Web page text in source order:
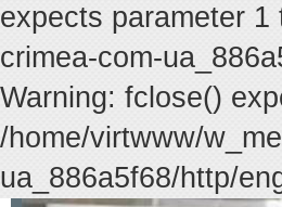
expects parameter
crimea-com-
Warning: fclose()
/home/virtwww/
ua_886a5f68/http/